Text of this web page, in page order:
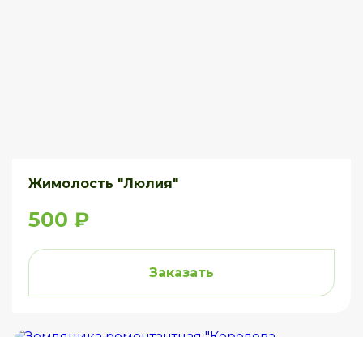
Жимолость "Люлия"
500 ₽
Заказать